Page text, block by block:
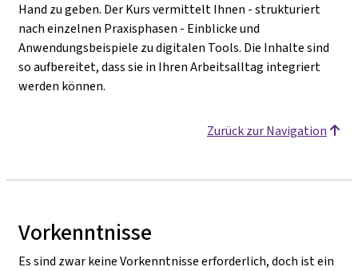
Hand zu geben. Der Kurs vermittelt Ihnen - strukturiert
nach einzelnen Praxisphasen - Einblicke und
Anwendungsbeispiele zu digitalen Tools. Die Inhalte sind
so aufbereitet, dass sie in Ihren Arbeitsalltag integriert
werden können.
Zurück zur Navigation
Vorkenntnisse
Es sind zwar keine Vorkenntnisse erforderlich, doch ist ein